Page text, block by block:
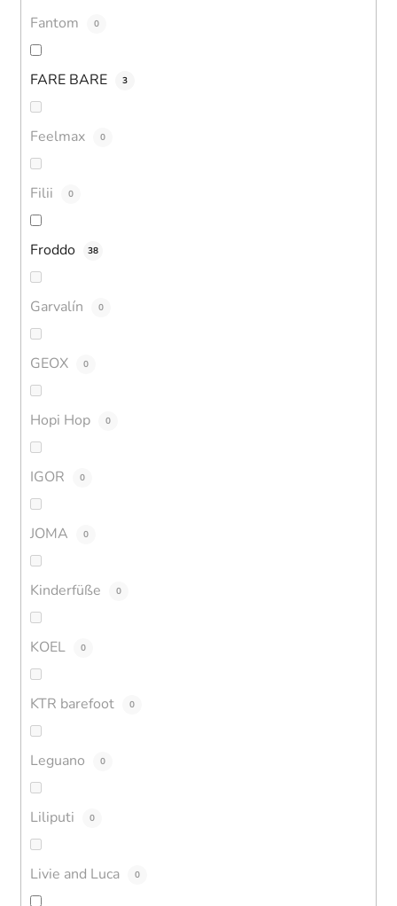
Fantom 0
FARE BARE 3
Feelmax 0
Filii 0
Froddo 38
Garvalín 0
GEOX 0
Hopi Hop 0
IGOR 0
JOMA 0
Kinderfüße 0
KOEL 0
KTR barefoot 0
Leguano 0
Liliputi 0
Livie and Luca 0